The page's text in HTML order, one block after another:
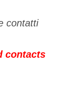
contatti
contacts